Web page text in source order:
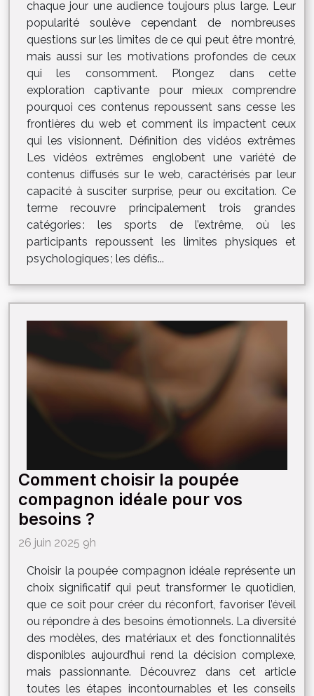
chaque jour une audience toujours plus large. Leur
popularité soulève cependant de nombreuses
questions sur les limites de ce qui peut être montré,
mais aussi sur les motivations profondes de ceux
qui les consomment. Plongez dans cette
exploration captivante pour mieux comprendre
pourquoi ces contenus repoussent sans cesse les
frontières du web et comment ils impactent ceux
qui les visionnent. Définition des vidéos extrêmes
Les vidéos extrêmes englobent une variété de
contenus diffusés sur le web, caractérisés par leur
capacité à susciter surprise, peur ou excitation. Ce
terme recouvre principalement trois grandes
catégories : les sports de l’extrême, où les
participants repoussent les limites physiques et
psychologiques ; les défis...
Comment choisir la poupée
compagnon idéale pour vos
besoins ?
26 juin 2025 9h
Choisir la poupée compagnon idéale représente un
choix significatif qui peut transformer le quotidien,
que ce soit pour créer du réconfort, favoriser l’éveil
ou répondre à des besoins émotionnels. La diversité
des modèles, des matériaux et des fonctionnalités
disponibles aujourd’hui rend la décision complexe,
mais passionnante. Découvrez dans cet article
toutes les étapes incontournables et les conseils